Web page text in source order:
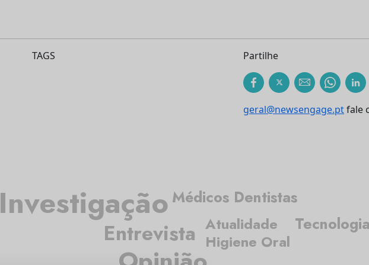
TAGS Partilhe
geral@newsengage.ptfale
Atualidade
Médicos Dentistas
Higiene Oral
Entrevista Tecnologia
Investigação